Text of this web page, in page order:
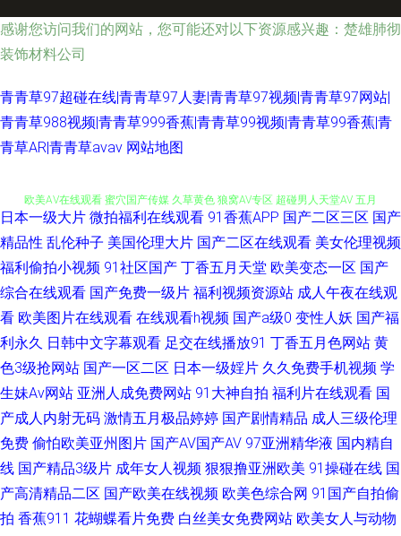
感谢您访问我们的网站，您可能还对以下资源感兴趣：楚雄肺彻
装饰材料公司
青青草97超碰在线|青青草97人妻|青青草97视频|青青草97网站|
青青草988视频|青青草999香蕉|青青草99视频|青青草99香蕉|青
青草AR|青青草avav 网站地图
91夫妻交换视频 九一日韩高清 最新的黄色网址 91可爱足交 AV女人天堂影院
天欧美色 亚洲香蕉成人av 99资源人人草 www亚州色图 成人淫视频 国产成
人在线日韩 国产自25区 含羞草影院在线 激情五月天色色 美女的bb 欧美日韩
色图 日本十大aⅴ网站 四虎新888网名 午夜情色av 亚洲欧美都市激情 91成人
免费视频 AV伦理福利篇 操逼网123 超碰日本色 美女91知视频 人人操人人奸
深夜影院老司机 午夜av福利 亚洲操逼艺术 做爱91官网 91巨炮网站 97人人
人人人 AV天堂黄色 操碰porn 成人午夜剧场 国产精品久久AⅤ 黄污网站 久草
日本一级大片 微拍福利在线观看 91香蕉APP 国产二区三区 国产
精品性 乱伦种子 美国伦理大片 国产二区在线观看 美女伦理视频
福利偷拍小视频 91社区国产 丁香五月天堂 欧美变态一区 国产
综合在线观看 国产免费一级片 福利视频资源站 成人午夜在线观
看 欧美图片在线观看 在线观看h视频 国产a级0 变性人妖 国产福
利永久 日韩中文字幕观看 足交在线播放91 丁香五月色网站 黄
色3级抢网站 国产一区二区 日本一级婬片 久久免费手机视频 学
生妹Av网站 亚洲人成免费网站 91大神自拍 福利片在线观看 国
产成人内射无码 激情五月极品婷婷 国产剧情精品 成人三级伦理
免费 偷怕欧美亚州图片 国产AV国产AV 97亚洲精华液 国内精自
线 国产精品3级片 成年女人视频 狠狠撸亚洲欧美 91操碰在线 国
产高清精品二区 国产欧美在线视频 欧美色综合网 91国产自拍偷
拍 香蕉911 花蝴蝶看片免费 白丝美女免费网站 欧美女人与动物